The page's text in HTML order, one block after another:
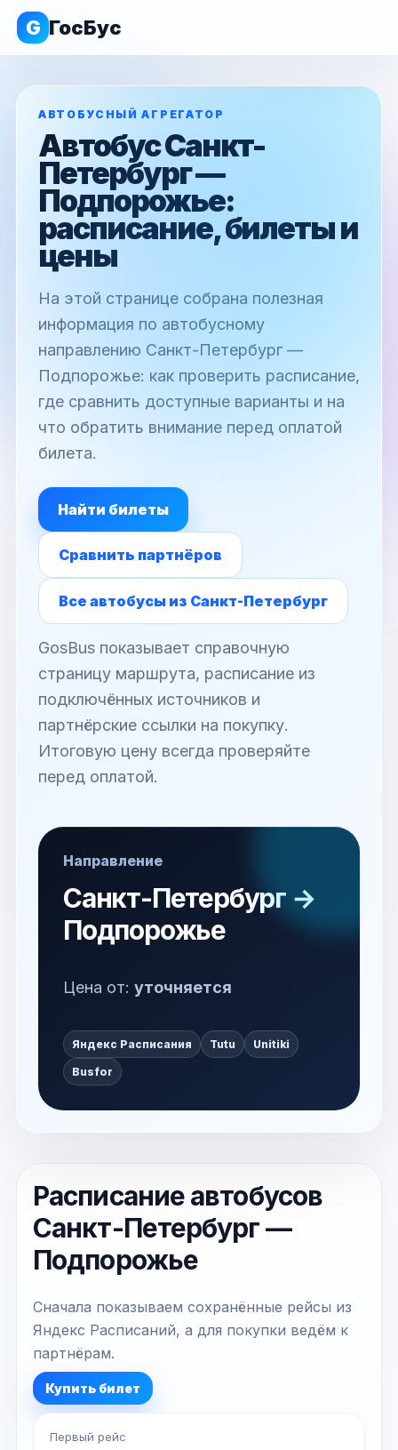
G ГосБус
АВТОБУСНЫЙ АГРЕГАТОР
Автобус Санкт-
Петербург —
Подпорожье:
расписание, билеты и
цены
На этой странице собрана полезная
информация по автобусному
направлению Санкт-Петербург —
Подпорожье: как проверить расписание,
где сравнить доступные варианты и на
что обратить внимание перед оплатой
билета.
Найти билеты
Сравнить партнёров
Все автобусы из Санкт-Петербург
GosBus показывает справочную
страницу маршрута, расписание из
подключённых источников и
партнёрские ссылки на покупку.
Итоговую цену всегда проверяйте
перед оплатой.
Направление
Санкт-Петербург →
Подпорожье
Цена от: уточняется
Яндекс Расписания Tutu Unitiki
Busfor
Расписание автобусов
Санкт-Петербург —
Подпорожье
Сначала показываем сохранённые рейсы из
Яндекс Расписаний, а для покупки ведём к
партнёрам.
Купить билет
Первый рейс